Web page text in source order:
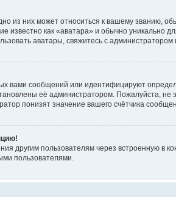
из них может относиться к вашему званию,
как «аватара» и обычно уникально
аватары, свяжитесь с
вами сообщений или идентифицируют
её администратором. Пожалуйста,
понизят значение вашего счётчика
другим пользователям через встроенную
пользователями.